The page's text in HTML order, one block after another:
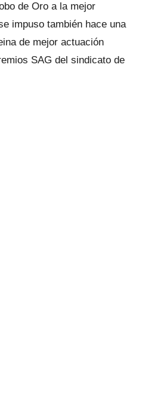
de Oro a la mejor
impuso también hace una
de mejor actuación
SAG del sindicato de